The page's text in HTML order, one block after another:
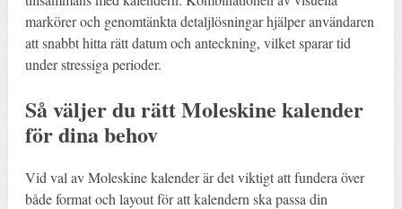
markörer och genomtänkta detaljlösningar hjälper användaren
att snabbt hitta rätt datum och anteckning, vilket sparar tid
under stressiga perioder.
Så väljer du rätt Moleskine kalender
för dina behov
Vid val av Moleskine kalender är det viktigt att fundera över
både format och layout för att kalendern ska passa din